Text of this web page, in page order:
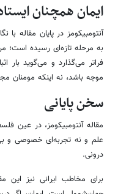
ایمان همچنان
آنتومبیکومز در پایان مقاله
به مرحله تازه‌ای رسیده است؛
فراتر می‌گذارد و می‌گوید بار
موجه باشد، نه اینکه مومنان
سخن پایانی
مقاله آنتومبیکومز، در عین
علم و نه تجربه‌ای خصوصی و
درونی.
برای مخاطب ایرانی نیز